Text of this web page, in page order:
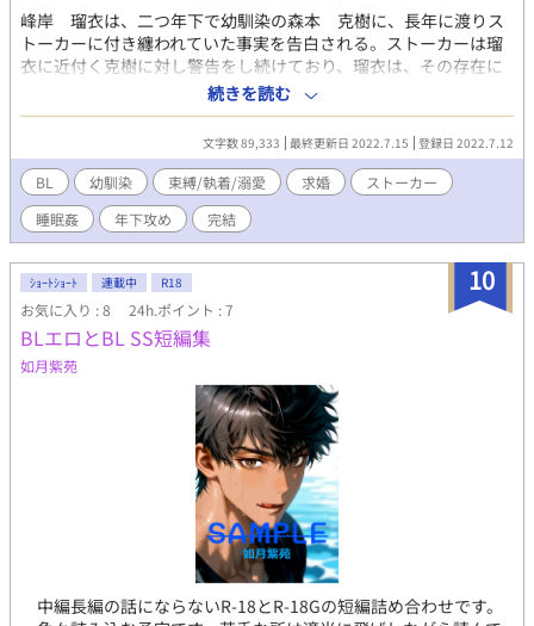
峰岸 瑠衣は、二つ年下で幼馴染の森本 克樹に、長年に渡りス
トーカーに付き纏われていた事実を告白される。ストーカーは瑠
衣に近付く克樹に対し警告をし続けており、瑠衣は、その存在に
気が付かなかった自分を激しく責めた。 克樹の苦悩を晴らす方法
は無いかと、大学に入って初めて出来た親友である遠野 郁真に
相談する瑠衣だったが、その行為が、自分のコミュニティ内に瑠
衣の人間関係全てを閉じ込めて置きたかった克樹の逆鱗に触れ
る。 そんな瑠衣に対し、克樹は、自身に付き纏い続けてきたスト
ーカーの正体が、瑠衣自身である事実を突きつける。 そして、無
意識化で克樹の家を訪れては、『峰岸 瑠衣を解放せよ』という
警告文を郵便受けに投函していく瑠衣を、記憶が無い事を利用し
て毎晩激しく犯し続けていた事実を、克樹は、監視カメラで撮影
し続けてきた動画を通して、瑠衣に突きつけるのであった。 年下
幼馴染の、深過ぎる執着愛。人間関係の全てを把握し、管理し、
愛する者に近付く全ての存在に鋭い目と牙を向ける幼馴染と、主
人公の愛の行方は？ ❇︎睡眠姦、ストーカー表現有りの為、苦手な
方は御遠慮下さい。 ❇︎加筆修正し、再アップした物になります。
ご理解の程よろしくお願いします。
続きを読む
文字数 89,333 最終更新日 2022.7.15 登録日 2022.7.12
BL 幼馴染 束縛/執着/溺愛 求婚
ストーカー
睡眠姦
年下攻め 完結
10
ｼｮｰﾄｼｮｰﾄ 連載中 R18
お気に入り : 8 24h.ポイント : 7
BLエロとBL SS短編集
如月紫苑
中編長編の話にならないR-18とR-18Gの短編詰め合わせです。